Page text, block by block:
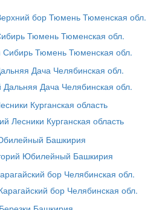
бор Тюмень Тюменская обл.
Сибирь Тюмень Тюменская обл.
Дальняя Дача Челябинская обл.
Лесники Курганская область
Юбилейный Башкирия
бор Челябинская обл.